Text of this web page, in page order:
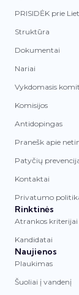
PRISIDĖK prie
Struktūra
Dokumentai
Nariai
Vykdomasis
Komisijos
Antidopingas
Pranešk apie
Patyčių
Kontaktai
Privatumo
Rinktinės
Atrankos kriterijai
Kandidatai
Naujienos
Plaukimas
Šuoliai į vandenį